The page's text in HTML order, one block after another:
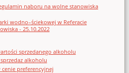
naboru na wolne stanowiska
wodno–ściekowej w Referacie
- 25.10.2022
sprzedanego alkoholu
alkoholu
preferencyjnej